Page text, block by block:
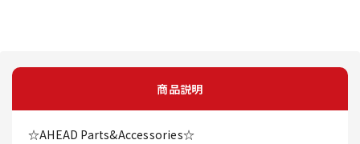
商品説明
☆AHEAD Parts&Accessories☆